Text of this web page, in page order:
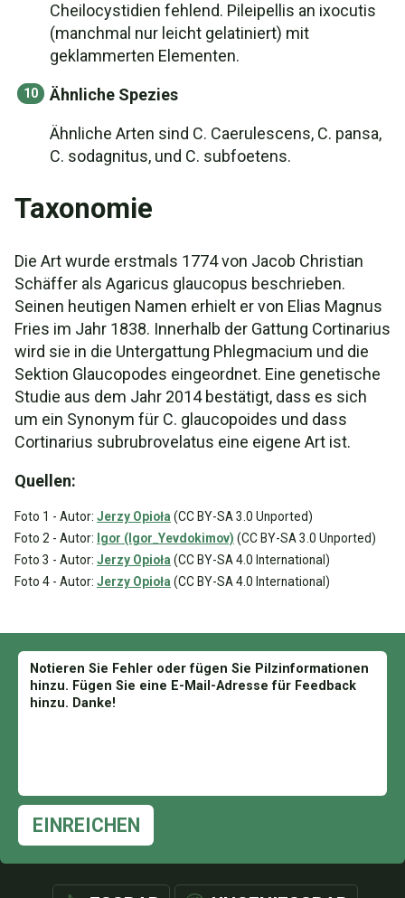
Cheilocystidien fehlend. Pileipellis an ixocutis
(manchmal nur leicht gelatiniert) mit
geklammerten Elementen.
Ähnliche Spezies
Ähnliche Arten sind C. Caerulescens, C. pansa,
C. sodagnitus, und C. subfoetens.
Taxonomie
Die Art wurde erstmals 1774 von Jacob Christian
Schäffer als Agaricus glaucopus beschrieben.
Seinen heutigen Namen erhielt er von Elias Magnus
Fries im Jahr 1838. Innerhalb der Gattung Cortinarius
wird sie in die Untergattung Phlegmacium und die
Sektion Glaucopodes eingeordnet. Eine genetische
Studie aus dem Jahr 2014 bestätigt, dass es sich
um ein Synonym für C. glaucopoides und dass
Cortinarius subrubrovelatus eine eigene Art ist.
Quellen:
Foto 1 - Autor: Jerzy Opioła (CC BY-SA 3.0 Unported)
Foto 2 - Autor: Igor (Igor_Yevdokimov) (CC BY-SA 3.0 Unported)
Foto 3 - Autor: Jerzy Opioła (CC BY-SA 4.0 International)
Foto 4 - Autor: Jerzy Opioła (CC BY-SA 4.0 International)
EINREICHEN